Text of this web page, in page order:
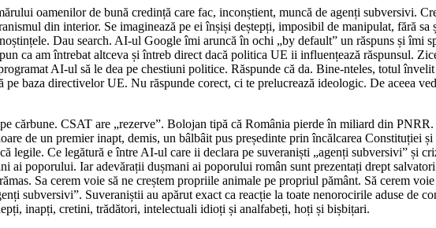
oamenilor de bună credință care fac, inconștient, muncă de agenți subversivi.
din interior. Se imaginează pe ei înșiși deștepți, imposibil de manipulat, fără
Dau search. AI-ul Google îmi aruncă în ochi „by default” un răspuns și îmi
ca am întrebat altceva și întreb direct dacă politica UE ii influențează răspunsul.
AI-ul să le dea pe chestiuni politice. Răspunde că da. Bine-nteles, totul
baza directivelor UE. Nu răspunde corect, ci te prelucrează ideologic. De aceea
cărbune. CSAT are „rezerve”. Bolojan tipă că România pierde în miliard din
de un premier inapt, demis, un bâlbâit pus președinte prin încălcarea Constituției
legile. Ce legătură e între AI-ul care ii declara pe suveraniști „agenți subversivi” și
ai poporului. Iar adevărații dușmani ai poporului român sunt prezentați drept
Sa cerem voie să ne creștem propriile animale pe propriul pământ. Să cerem
subversivi”. Suveraniștii au apărut exact ca reacție la toate nenorocirile aduse de
inapți, cretini, trădători, intelectuali idioți și analfabeți, hoți și bișbițari.